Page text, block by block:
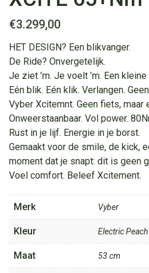
€3.299,00
HET DESIGN? Een blikvanger.
De Ride? Onvergetelijk.
Je ziet ’m. Je voelt ’m. Een
Eén blik. Eén klik. Verlangen.
Vyber Xcitemnt. Geen fiets, maar
Onweerstaanbaar. Vol power.
Rust in je lijf. Energie in je borst.
Gemaakt voor de smile, de kick,
moment dat je snapt: dit is geen
Voel comfort. Beleef Xcitement.
Merk Vyber
Kleur Electric Peach
Maat 53 cm